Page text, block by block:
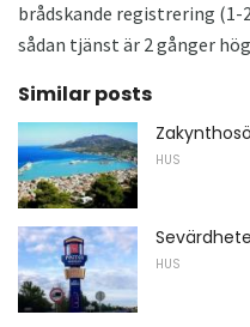
brådskande registrering (1-
sådan tjänst är 2 gånger
Similar posts
HUS
HUS